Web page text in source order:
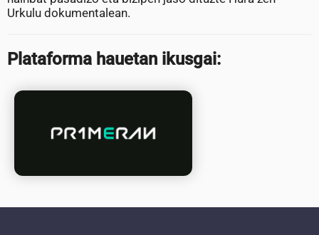
Urkulu dokumentalean.
Plataforma hauetan ikusgai: